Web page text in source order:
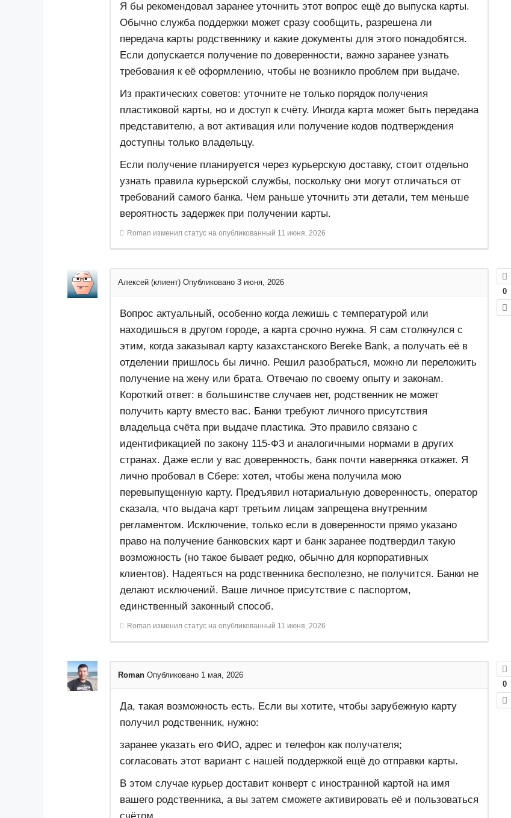
Я бы рекомендовал заранее уточнить этот вопрос ещё до выпуска карты.
Обычно служба поддержки может сразу сообщить, разрешена ли
передача карты родственнику и какие документы для этого понадобятся.
Если допускается получение по доверенности, важно заранее узнать
требования к её оформлению, чтобы не возникло проблем при выдаче.
Из практических советов: уточните не только порядок получения
пластиковой карты, но и доступ к счёту. Иногда карта может быть передана
представителю, а вот активация или получение кодов подтверждения
доступны только владельцу.
Если получение планируется через курьерскую доставку, стоит отдельно
узнать правила курьерской службы, поскольку они могут отличаться от
требований самого банка. Чем раньше уточнить эти детали, тем меньше
вероятность задержек при получении карты.
Roman изменил статус на опубликованный 11 июня, 2026
0
Алексей (клиент) Опубликовано 3 июня, 2026
Вопрос актуальный, особенно когда лежишь с температурой или
находишься в другом городе, а карта срочно нужна. Я сам столкнулся с
этим, когда заказывал карту казахстанского Bereke Bank, а получать её в
отделении пришлось бы лично. Решил разобраться, можно ли переложить
получение на жену или брата. Отвечаю по своему опыту и законам.
Короткий ответ: в большинстве случаев нет, родственник не может
получить карту вместо вас. Банки требуют личного присутствия
владельца счёта при выдаче пластика. Это правило связано с
идентификацией по закону 115-ФЗ и аналогичными нормами в других
странах. Даже если у вас доверенность, банк почти наверняка откажет. Я
лично пробовал в Сбере: хотел, чтобы жена получила мою
перевыпущенную карту. Предъявил нотариальную доверенность, оператор
сказала, что выдача карт третьим лицам запрещена внутренним
регламентом. Исключение, только если в доверенности прямо указано
право на получение банковских карт и банк заранее подтвердил такую
возможность (но такое бывает редко, обычно для корпоративных
клиентов). Надеяться на родственника бесполезно, не получится. Банки не
делают исключений. Ваше личное присутствие с паспортом,
единственный законный способ.
Roman изменил статус на опубликованный 11 июня, 2026
0
Roman Опубликовано 1 мая, 2026
Да, такая возможность есть. Если вы хотите, чтобы зарубежную карту
получил родственник, нужно:
заранее указать его ФИО, адрес и телефон как получателя;
согласовать этот вариант с нашей поддержкой ещё до отправки карты.
В этом случае курьер доставит конверт с иностранной картой на имя
вашего родственника, а вы затем сможете активировать её и пользоваться